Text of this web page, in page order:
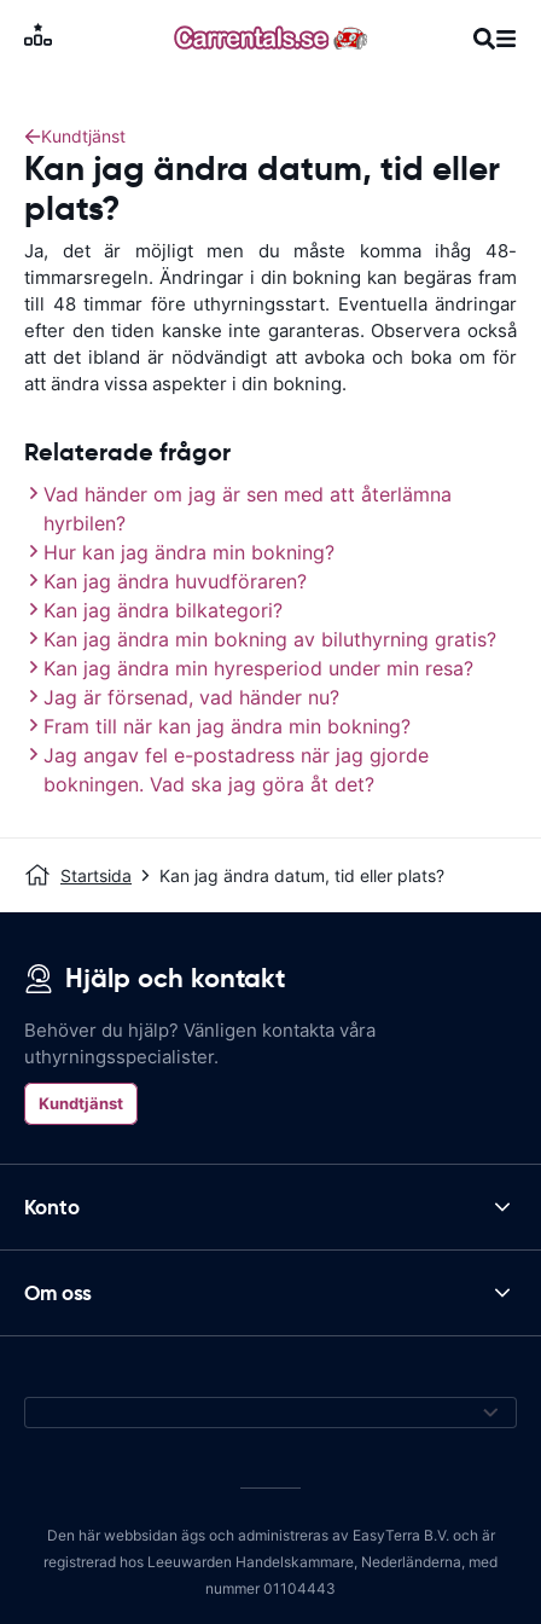
Kundtjänst
Kan jag ändra datum, tid eller
plats?
Ja, det är möjligt men du måste komma ihåg 48-
timmarsregeln. Ändringar i din bokning kan begäras fram
till 48 timmar före uthyrningsstart. Eventuella ändringar
efter den tiden kanske inte garanteras. Observera också
att det ibland är nödvändigt att avboka och boka om för
att ändra vissa aspekter i din bokning.
Relaterade frågor
Vad händer om jag är sen med att återlämna
hyrbilen?
Hur kan jag ändra min bokning?
Kan jag ändra huvudföraren?
Kan jag ändra bilkategori?
Kan jag ändra min bokning av biluthyrning gratis?
Kan jag ändra min hyresperiod under min resa?
Jag är försenad, vad händer nu?
Fram till när kan jag ändra min bokning?
Jag angav fel e-postadress när jag gjorde
bokningen. Vad ska jag göra åt det?
Startsida Kan jag ändra datum, tid eller plats?
Hjälp och kontakt
Behöver du hjälp? Vänligen kontakta våra
uthyrningsspecialister.
Kundtjänst
Konto
Om oss
Den här webbsidan ägs och administreras av EasyTerra B.V. och är
registrerad hos Leeuwarden Handelskammare, Nederländerna, med
nummer 01104443